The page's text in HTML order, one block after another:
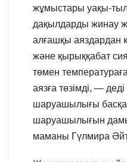
жұмыстары уақы-
дақылдарды жинау
алғашқы аяздардан
және қырыққабат
төмен
аязға төзімді, —
шаруашылығы
шаруашылығын
маманы Гүлмира